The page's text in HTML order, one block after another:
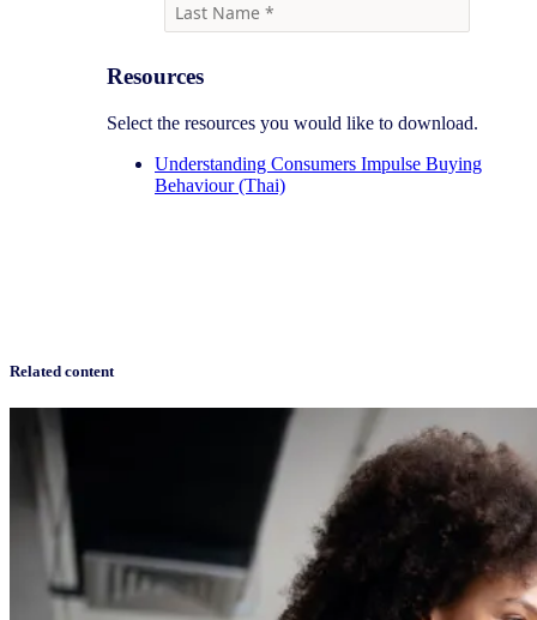
Resources
Select the resources you would like to download.
Understanding Consumers Impulse Buying
Behaviour (Thai)
Related content